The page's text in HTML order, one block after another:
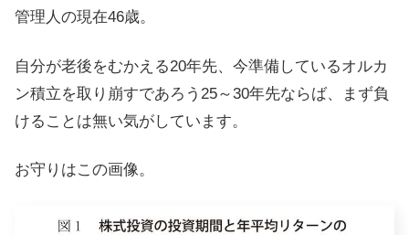
管理人の現在46歳。
自分が老後をむかえる20年先、今準備しているオルカ
ン積立を取り崩すであろう25～30年先ならば、まず負
けることは無い気がしています。
お守りはこの画像。